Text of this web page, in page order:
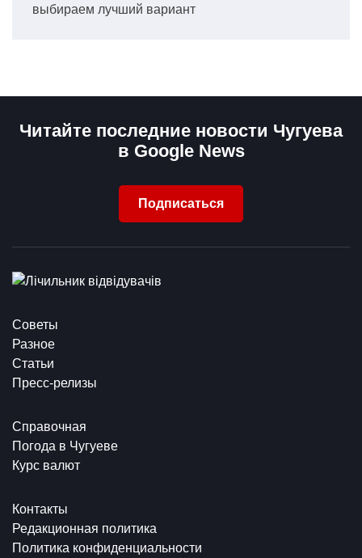
выбираем лучший вариант
Читайте последние новости Чугуева
в Google News
Подписаться
Советы
Разное
Статьи
Пресс-релизы
Справочная
Погода в Чугуеве
Курс валют
Контакты
Редакционная политика
Политика конфиденциальности